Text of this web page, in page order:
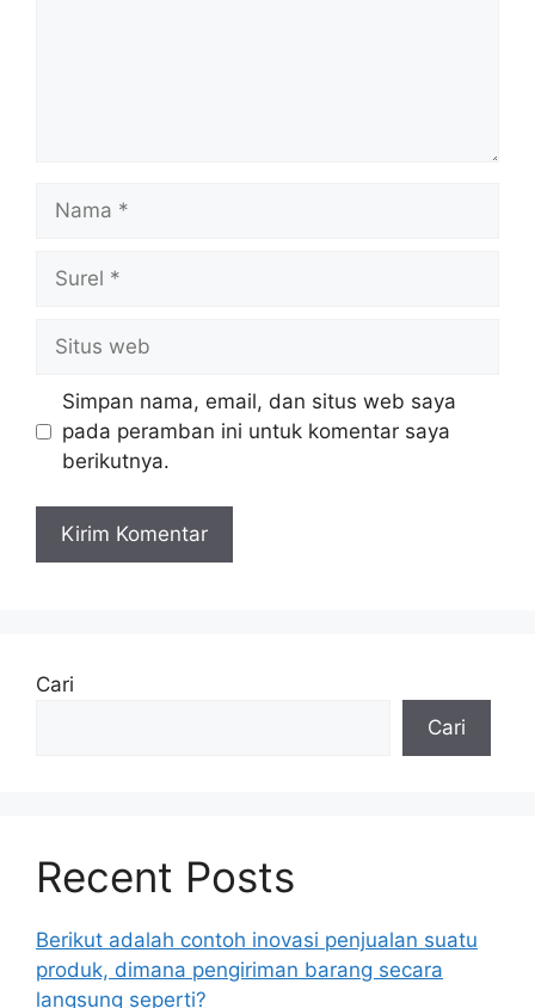
web
Simpan nama, email, dan situs web saya
pada peramban ini untuk komentar saya
berikutnya.
Cari
Cari
Recent Posts
Berikut adalah contoh inovasi penjualan suatu
produk, dimana pengiriman barang secara
langsung seperti?